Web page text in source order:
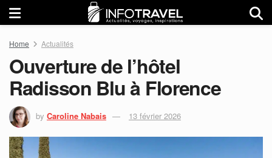
Home Actualités
Ouverture de l’hôtel
Radisson Blu à Florence
by Caroline Nabais 13 février 2026